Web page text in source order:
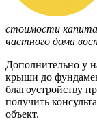
стоимости
частного дома
Дополнительно у
крыши до
благоустройству
получить
объект.